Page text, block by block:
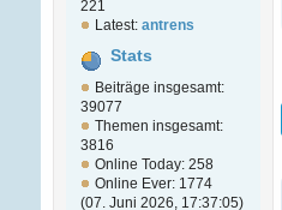
221
Latest: antrens
Stats
Beiträge insgesamt:
39077
Themen insgesamt:
3816
Online Today: 258
Online Ever: 1774
(07. Juni 2026, 17:37:05)